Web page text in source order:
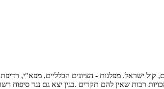
ישראל. מפלגות - הציונים הכלליים, מפא"י,
ומרכז סמכויות רבות שאין להם תקדים .בגין יצא גם